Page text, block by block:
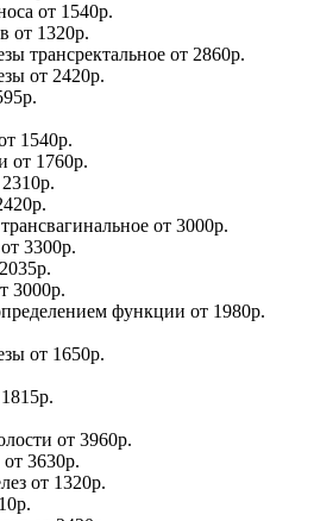
от 1540р.
от 1320р.
трансректальное от 2860р.
от 2420р.
1540р.
от 1760р.
2310р.
от 3000р.
от 3300р.
2035р.
3000р.
функции от 1980р.
от 1650р.
1815р.
от 3960р.
от 3630р.
от 1320р.